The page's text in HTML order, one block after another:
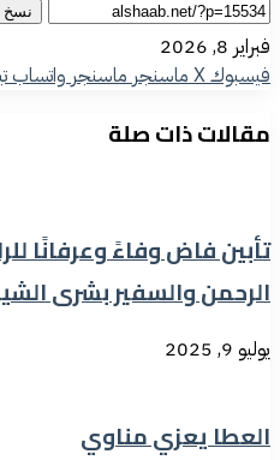
نسخ
فبراير 8, 2026
فيسبوك‫Xماسنجر ماسنجر واتساب
مقالات ذات صلة
تأبين فاض وفاءً وعرفانًا
الرحمن والسفير بشرى
يوليو 9, 2025
العطا يعزي مناوي